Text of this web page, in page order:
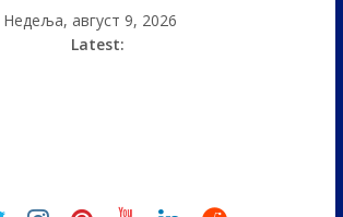
Недеља, август 9, 2026
Latest: